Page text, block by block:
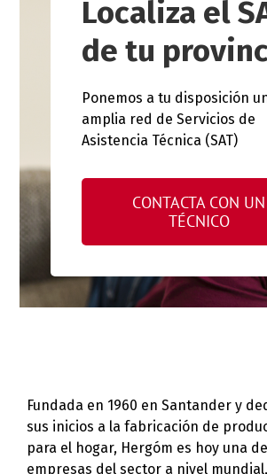
Localiza el
de tu
Ponemos a tu disposición
amplia red de Servicios de
Asistencia Técnica (SAT)
CONTACTA CON UN
TÉCNICO
Fundada en 1960 en Santander y
sus inicios a la fabricación de
para el hogar, Hergóm es hoy una
empresas del sector a nivel